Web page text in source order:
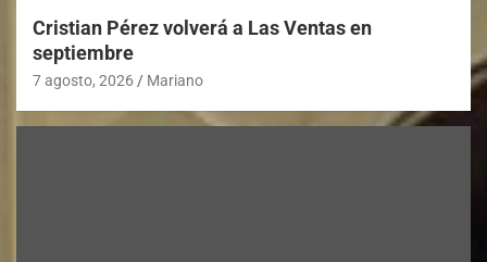
Cristian Pérez volverá a Las Ventas en
septiembre
7 agosto, 2026 Mariano